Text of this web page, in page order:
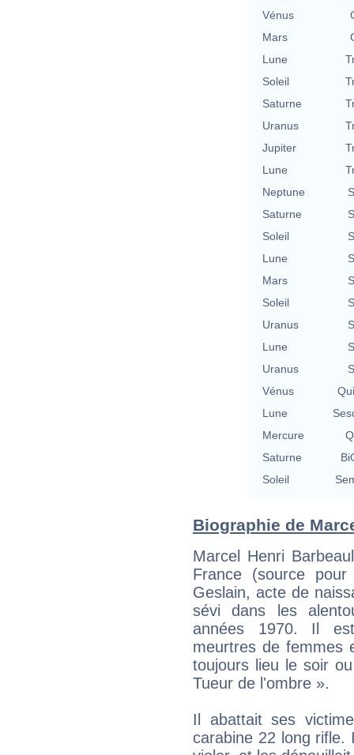
Vénus
Mars
Lune
Soleil
Saturne
Uranus
Jupiter
Lune
Neptune
Saturne
Soleil
Lune
Mars
Soleil
Uranus
Lune
Uranus
Vénus
Lune
Mercure
Saturne
Soleil
Biographie de
Marcel Henri
France (source
Geslain, acte de
sévi dans les
années 1970. Il
meurtres de femmes
toujours lieu le soir
Tueur de l'ombre ».
Il abattait ses
carabine 22 long rifle.